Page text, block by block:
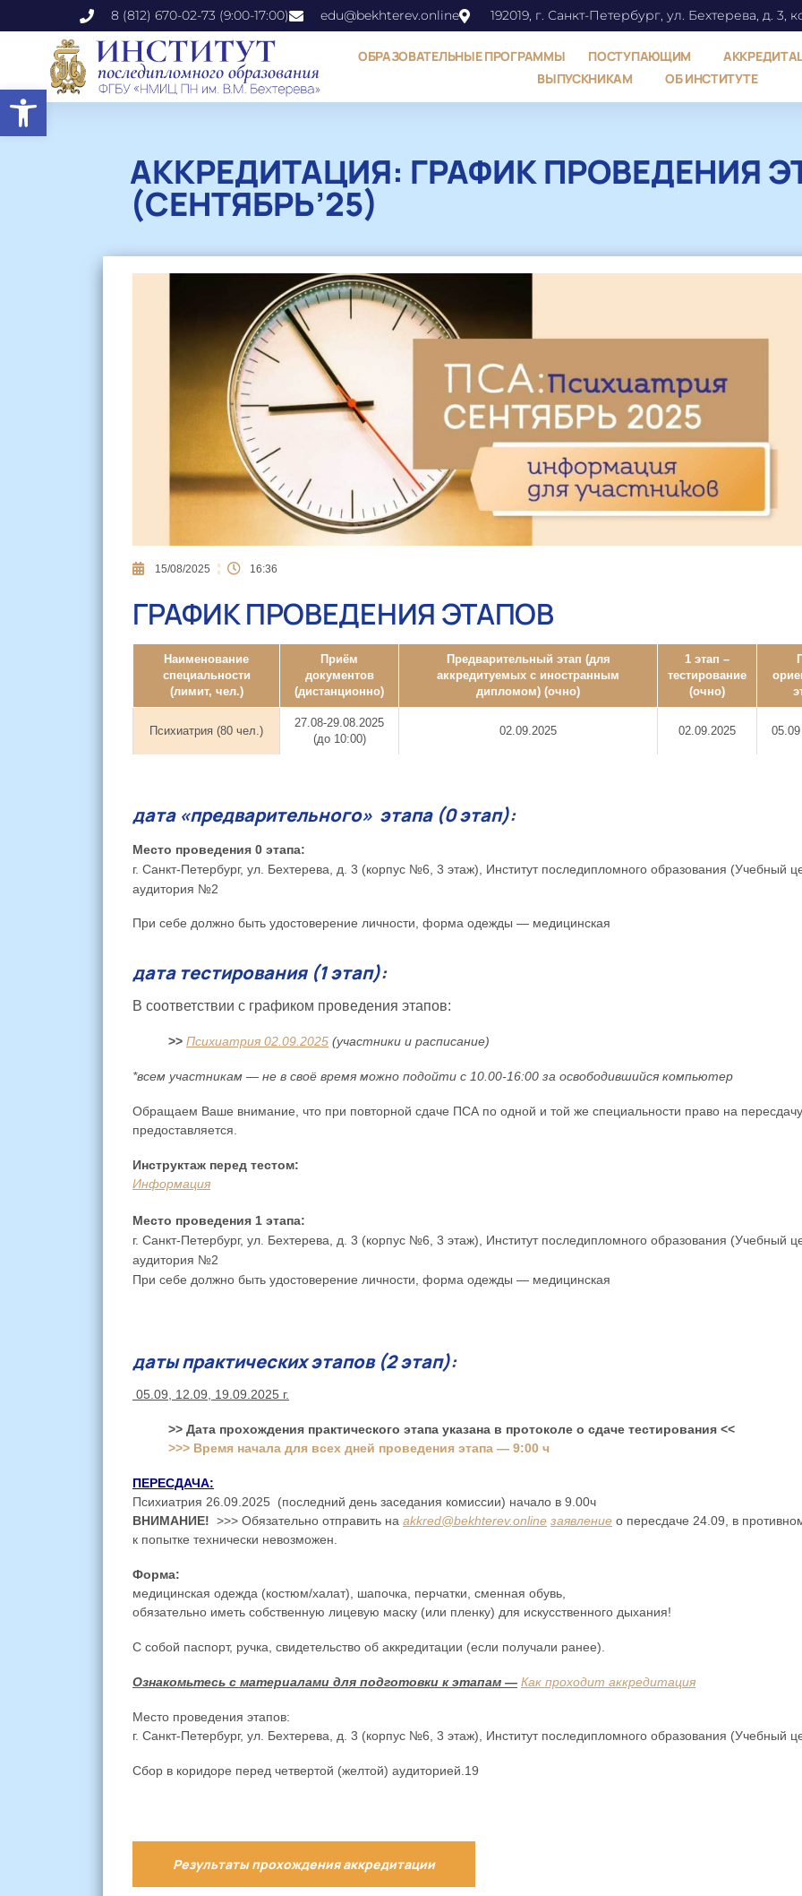
Открыть панель инструментов
8 (812) 670-02-73 (9:00-17:00) edu@bekhterev.online 192019, г. Санкт-Петербург, ул. Бехтерева, д. 3,
ОБРАЗОВАТЕЛЬНЫЕ ПРОГРАММЫ ПОСТУПАЮЩИМ
ВЫПУСКНИКАМ
ОБ ИНСТИТУТЕ
АККРЕДИТАЦИЯ: ГРАФИК ПРОВЕДЕНИЯ
(СЕНТЯБРЬ’25)
15/08/2025 16:36
ГРАФИК ПРОВЕДЕНИЯ ЭТАПОВ
Наименование
специальности
(лимит, чел.)
Приём
документов
(дистанционно)
Предварительный этап (для
аккредитуемых с иностранным
дипломом) (очно)
1 этап –
тестирование
(очно)
Психиатрия (80 чел.)
27.08-29.08.2025
(до 10:00)
02.09.2025 02.09.2025
дата «предварительного» этапа (0 этап):
Место проведения 0 этапа:
г. Санкт-Петербург, ул. Бехтерева, д. 3 (корпус №6, 3 этаж), Институт последипломного образования (Учебный
аудитория №2
При себе должно быть удостоверение личности, форма одежды — медицинская
дата тестирования (1 этап):
В соответствии с графиком проведения этапов:
>>Психиатрия 02.09.2025 (участники и расписание)
*всем участникам — не в своё время можно подойти с 10.00-16:00 за освободившийся компьютер
Обращаем Ваше внимание, что при повторной сдаче ПСА по одной и той же специальности право на
предоставляется.
Инструктаж перед тестом:
Информация
Место проведения 1 этапа:
г. Санкт-Петербург, ул. Бехтерева, д. 3 (корпус №6, 3 этаж), Институт последипломного образования (Учебный
аудитория №2
При себе должно быть удостоверение личности, форма одежды — медицинская
даты практических этапов (2 этап):
05.09, 12.09, 19.09.2025 г.
>> Дата прохождения практического этапа указана в протоколе о сдаче тестирования <<
>>> Время начала для всех дней проведения этапа — 9:00 ч
ПЕРЕСДАЧА:
Психиатрия 26.09.2025 (последний день заседания комиссии) начало в 9.00ч
ВНИМАНИЕ!>>> Обязательно отправить наakkred@bekhterev.online заявление о пересдаче 24.09, в
к попытке технически невозможен.
Форма:
медицинская одежда (костюм/халат), шапочка, перчатки, сменная обувь,
обязательно иметь собственную лицевую маску (или пленку) для искусственного дыхания!
С собой паспорт, ручка, свидетельство об аккредитации (если получали ранее).
Ознакомьтесь с материалами для подготовки к этапам — Как проходит аккредитация
Место проведения этапов:
г. Санкт-Петербург, ул. Бехтерева, д. 3 (корпус №6, 3 этаж), Институт последипломного образования (Учебный
Сбор в коридоре перед четвертой (желтой) аудиторией.19
Результаты прохождения аккредитации